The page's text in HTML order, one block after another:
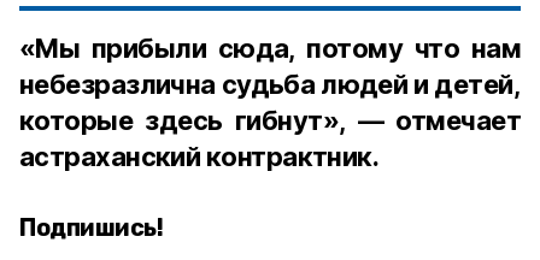
«Мы прибыли сюда, потому что нам
небезразлична судьба людей и детей,
которые здесь гибнут», — отмечает
астраханский контрактник.
Подпишись!